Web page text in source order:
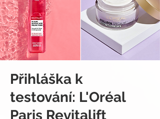
Přihláška k
testování: L'Oréal
Paris Revitalift